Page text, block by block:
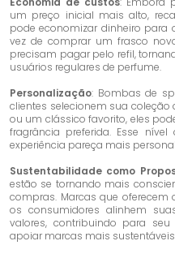
um preço inicial mais alto,
pode economizar dinheiro para
vez de comprar um frasco
precisam pagar pelo refil,
usuários regulares de perfume.
Personalização: Bombas de
clientes selecionem sua
ou um clássico favorito, eles
fragrância preferida. Esse
experiência pareça mais
Sustentabilidade como
estão se tornando mais
compras. Marcas que oferecem
os consumidores alinhem
valores, contribuindo para
apoiar marcas mais